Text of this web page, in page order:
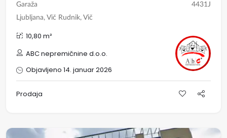
Garaža
4431J
Ljubljana, Vič Rudnik, Vič
10,80 m²
ABC nepremičnine d.o.o.
Objavljeno 14. januar 2026
Prodaja